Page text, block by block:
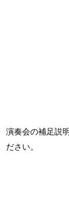
演奏会の補足説
ださい。